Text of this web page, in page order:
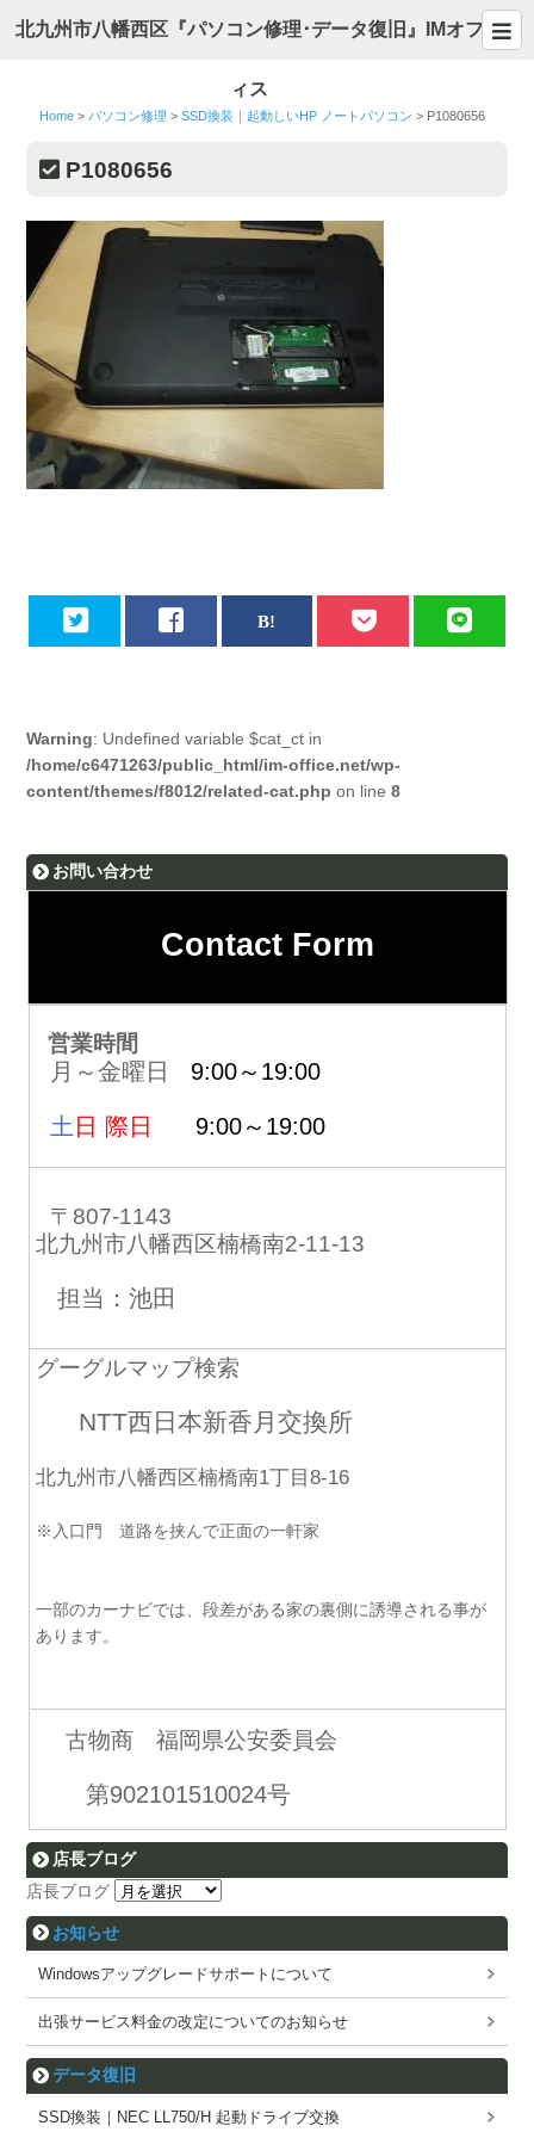
北九州市八幡西区『パソコン修理･データ復旧』IMオフ
ィス
Home > パソコン修理 >SSD換装｜起動しいHP ノートパソコン > P1080656
P1080656
Warning: Undefined variable $cat_ct in
/home/c6471263/public_html/im-office.net/wp-
content/themes/f8012/related-cat.php on line8
お問い合わせ
Contact Form
営業時間
月～金曜日 9:00～19:00
土 日 際日 9:00～19:00
〒807-1143
北九州市八幡西区楠橋南2-11-13
担当：池田
グーグルマップ検索
NTT西日本新香月交換所
北九州市八幡西区楠橋南1丁目8-16
※入口門 道路を挟んで正面の一軒家
一部のカーナビでは、段差がある家の裏側に誘導される事が
あります。
古物商 福岡県公安委員会
第902101510024号
店長ブログ
店長ブログ
お知らせ
Windowsアップグレードサポートについて
出張サービス料金の改定についてのお知らせ
データ復旧
SSD換装｜NEC LL750/H 起動ドライブ交換